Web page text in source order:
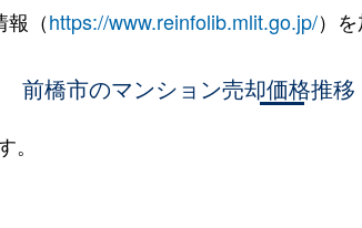
徒歩14分 75m²
徒歩19分 80m²
報（https://www.reinfolib.mlit.go.jp/）
前橋市のマンション売却価格推移